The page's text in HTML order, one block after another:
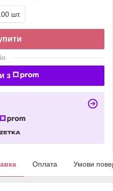
шт.
з
Оплата Умови